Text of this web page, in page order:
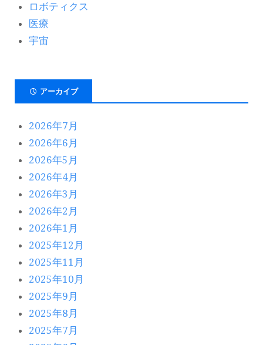
ロボティクス
医療
宇宙
アーカイブ
2026年7月
2026年6月
2026年5月
2026年4月
2026年3月
2026年2月
2026年1月
2025年12月
2025年11月
2025年10月
2025年9月
2025年8月
2025年7月